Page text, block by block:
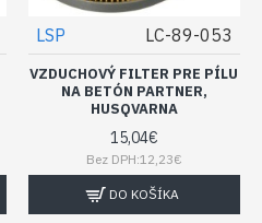
LSP LC-89-053
VZDUCHOVÝ FILTER PRE PÍLU
NA BETÓN PARTNER,
HUSQVARNA
15,04€
Bez DPH:12,23€
DO KOŠÍKA